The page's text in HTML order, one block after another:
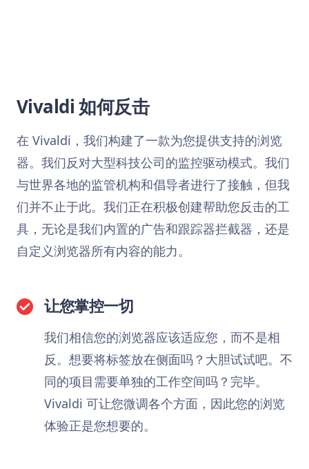
Vivaldi 如何反击
在 Vivaldi，我们构建了一款为您提供支持的浏览
器。我们反对大型科技公司的监控驱动模式。我们
与世界各地的监管机构和倡导者进行了接触，但我
们并不止于此。我们正在积极创建帮助您反击的工
具，无论是我们内置的广告和跟踪器拦截器，还是
自定义浏览器所有内容的能力。
让您掌控一切
我们相信您的浏览器应该适应您，而不是相
反。想要将标签放在侧面吗？大胆试试吧。不
同的项目需要单独的工作空间吗？完毕。
Vivaldi 可让您微调各个方面，因此您的浏览
体验正是您想要的。